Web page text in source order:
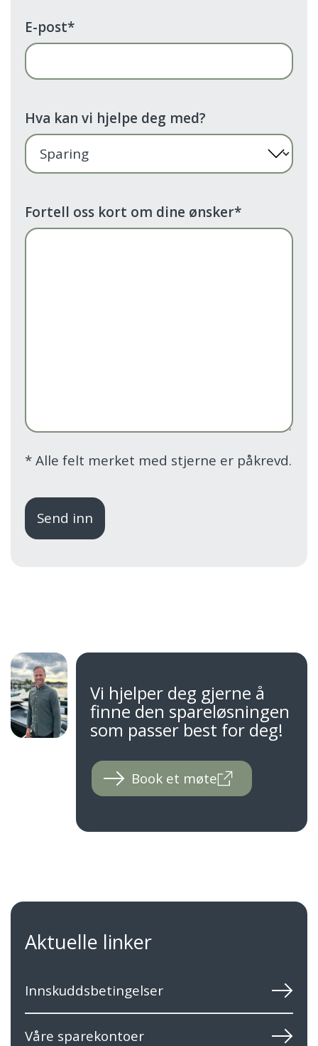
E-post*
Hva kan vi hjelpe deg med?
Fortell oss kort om dine ønsker*
*Alle felt merket med stjerne er påkrevd.
Vi hjelper deg gjerne å
finne den spareløsningen
som passer best for deg!
Book et møte
Aktuelle linker
Innskuddsbetingelser
Våre sparekontoer